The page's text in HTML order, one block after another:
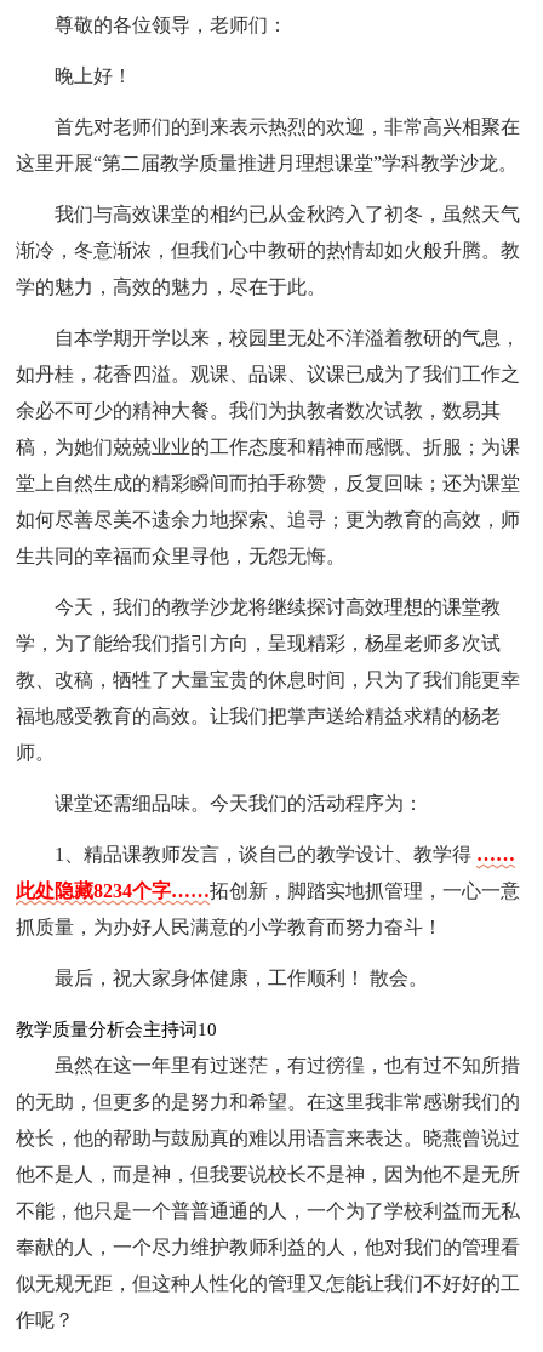
尊敬的各位领导，老师们：
晚上好！
首先对老师们的到来表示热烈的欢迎，非常高兴相聚在
这里开展“第二届教学质量推进月理想课堂”学科教学沙龙。
我们与高效课堂的相约已从金秋跨入了初冬，虽然天气
渐冷，冬意渐浓，但我们心中教研的热情却如火般升腾。教
学的魅力，高效的魅力，尽在于此。
自本学期开学以来，校园里无处不洋溢着教研的气息，
如丹桂，花香四溢。观课、品课、议课已成为了我们工作之
余必不可少的精神大餐。我们为执教者数次试教，数易其
稿，为她们兢兢业业的工作态度和精神而感慨、折服；为课
堂上自然生成的精彩瞬间而拍手称赞，反复回味；还为课堂
如何尽善尽美不遗余力地探索、追寻；更为教育的高效，师
生共同的幸福而众里寻他，无怨无悔。
今天，我们的教学沙龙将继续探讨高效理想的课堂教
学，为了能给我们指引方向，呈现精彩，杨星老师多次试
教、改稿，牺牲了大量宝贵的休息时间，只为了我们能更幸
福地感受教育的高效。让我们把掌声送给精益求精的杨老
师。
课堂还需细品味。今天我们的活动程序为：
1、精品课教师发言，谈自己的教学设计、教学得 ……
此处隐藏8234个字……拓创新，脚踏实地抓管理，一心一意
抓质量，为办好人民满意的小学教育而努力奋斗！
最后，祝大家身体健康，工作顺利！ 散会。
教学质量分析会主持词10
虽然在这一年里有过迷茫，有过徬徨，也有过不知所措
的无助，但更多的是努力和希望。在这里我非常感谢我们的
校长，他的帮助与鼓励真的难以用语言来表达。晓燕曾说过
他不是人，而是神，但我要说校长不是神，因为他不是无所
不能，他只是一个普普通通的人，一个为了学校利益而无私
奉献的人，一个尽力维护教师利益的人，他对我们的管理看
似无规无距，但这种人性化的管理又怎能让我们不好好的工
作呢？